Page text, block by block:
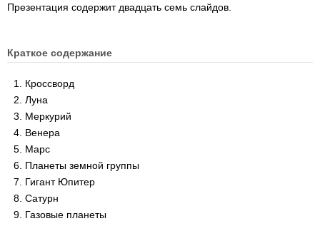
Презентация содержит двадцать семь слайдов.
Краткое содержание
Кроссворд
Луна
Меркурий
Венера
Марс
Планеты земной группы
Гигант Юпитер
Сатурн
Газовые планеты